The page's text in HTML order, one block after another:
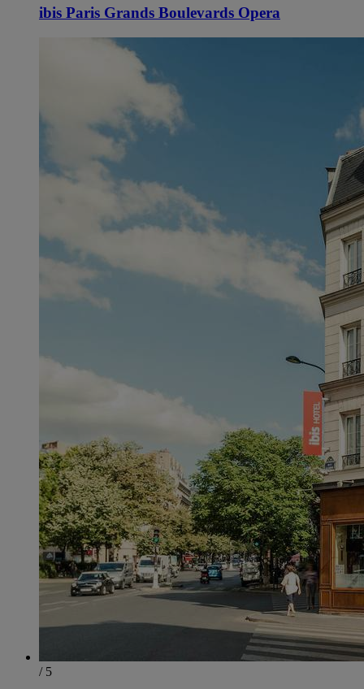
ibis Paris Grands Boulevards Opera
/ 5